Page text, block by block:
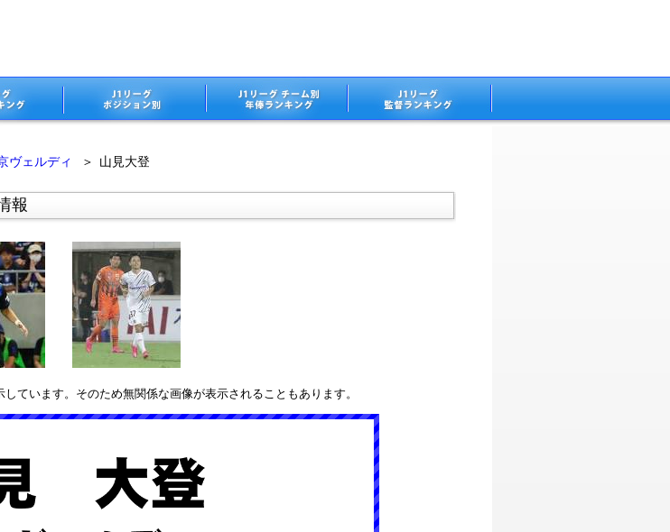
ヴェルディ ＞ 山見大登
報
ています。そのため無関係な画像が表示されることもあります。